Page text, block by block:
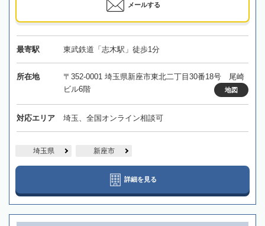
メールする
最寄駅 東武鉄道「志木駅」徒歩1分
所在地
〒352-0001 埼玉県新座市東北二丁目30番18号 尾崎
ビル6階
地図
対応エリア 埼玉、全国オンライン相談可
埼玉県 新座市
詳細を見る